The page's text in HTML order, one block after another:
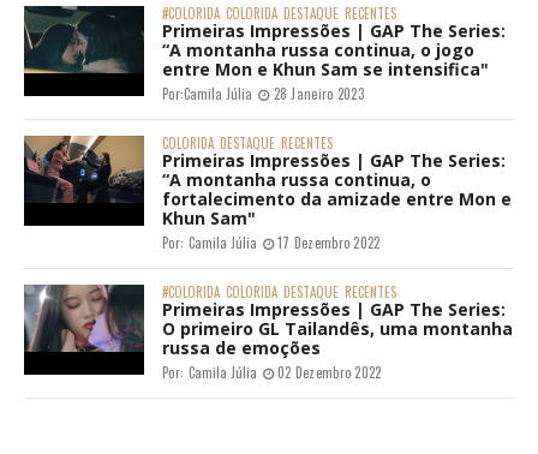
#COLORIDA COLORIDA DESTAQUE RECENTES
Primeiras Impressões | GAP The Series:
“A montanha russa continua, o jogo
entre Mon e Khun Sam se intensifica"
Por:Camila Júlia 28 Janeiro 2023
COLORIDA DESTAQUE RECENTES
Primeiras Impressões | GAP The Series:
“A montanha russa continua, o
fortalecimento da amizade entre Mon e
Khun Sam"
Por: Camila Júlia 17 Dezembro 2022
#COLORIDA COLORIDA DESTAQUE RECENTES
Primeiras Impressões | GAP The Series:
O primeiro GL Tailandês, uma montanha
russa de emoções
Por: Camila Júlia 02 Dezembro 2022